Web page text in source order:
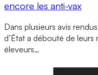
encore les anti-vax
Dans plusieurs avis
d’État a débouté de leurs
éleveurs…